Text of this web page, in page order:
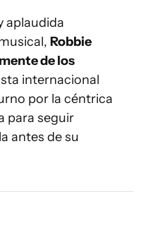
aplaudida
Robbie
de los
internacional
por la céntrica
para seguir
antes de su